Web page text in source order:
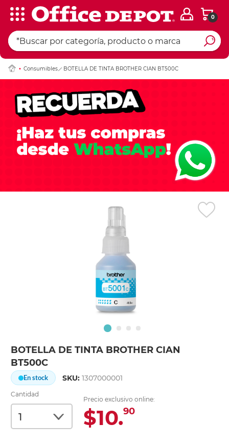
0
Consumibles BOTELLA DE TINTA BROTHER CIAN BT500C
BOTELLA DE TINTA BROTHER CIAN
BT500C
En stock SKU:1307000001
Cantidad
Precio exclusivo online:
$10.90
Ingresar Codigo